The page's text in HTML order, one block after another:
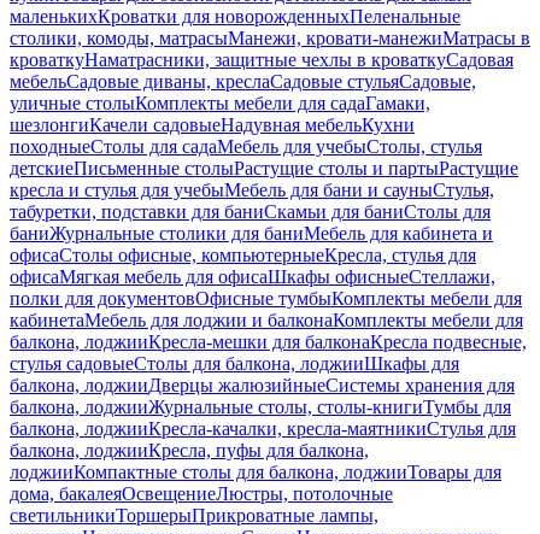
маленькихКроватки для новорожденныхПеленальные
столики, комоды, матрасыМанежи, кровати-манежиМатрасы в
кроваткуНаматрасники, защитные чехлы в кроваткуСадовая
мебельСадовые диваны, креслаСадовые стульяСадовые,
уличные столыКомплекты мебели для садаГамаки,
шезлонгиКачели садовыеНадувная мебельКухни
походныеСтолы для садаМебель для учебыСтолы, стулья
детскиеПисьменные столыРастущие столы и партыРастущие
кресла и стулья для учебыМебель для бани и сауныСтулья,
табуретки, подставки для баниСкамьи для баниСтолы для
баниЖурнальные столики для баниМебель для кабинета и
офисаСтолы офисные, компьютерныеКресла, стулья для
офисаМягкая мебель для офисаШкафы офисныеСтеллажи,
полки для документовОфисные тумбыКомплекты мебели для
кабинетаМебель для лоджии и балконаКомплекты мебели для
балкона, лоджииКресла-мешки для балконаКресла подвесные,
стулья садовыеСтолы для балкона, лоджииШкафы для
балкона, лоджииДверцы жалюзийныеСистемы хранения для
балкона, лоджииЖурнальные столы, столы-книгиТумбы для
балкона, лоджииКресла-качалки, кресла-маятникиСтулья для
балкона, лоджииКресла, пуфы для балкона,
лоджииКомпактные столы для балкона, лоджииТовары для
дома, бакалеяОсвещениеЛюстры, потолочные
светильникиТоршерыПрикроватные лампы,